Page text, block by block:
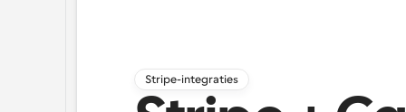
Stripe-integraties